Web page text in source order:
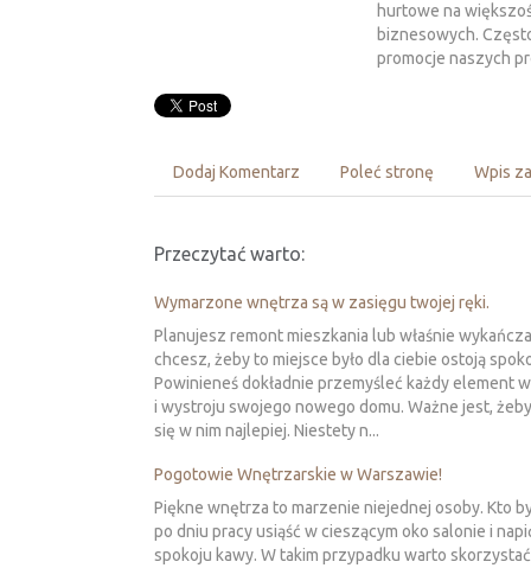
hurtowe na
biznesowych.
promocje naszych
Dodaj Komentarz Poleć stronę Wpis
Przeczytać warto:
Wymarzone wnętrza są w zasięgu twojej ręki.
Planujesz remont mieszkania lub właśnie
chcesz, żeby to miejsce było dla ciebie ostoją
Powinieneś dokładnie przemyśleć każdy element
i wystroju swojego nowego domu. Ważne jest,
się w nim najlepiej. Niestety n...
Pogotowie Wnętrzarskie w Warszawie!
Piękne wnętrza to marzenie niejednej osoby. Kto
po dniu pracy usiąść w cieszącym oko salonie i
spokoju kawy. W takim przypadku warto